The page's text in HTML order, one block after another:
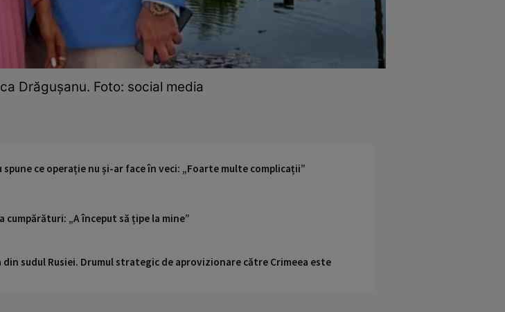
Drăgușanu. Foto: social media
ce operație nu și-ar face în veci: „Foarte multe complicații”
cumpărături: „A început să țipe la mine”
din sudul Rusiei. Drumul strategic de aprovizionare către Crimeea este